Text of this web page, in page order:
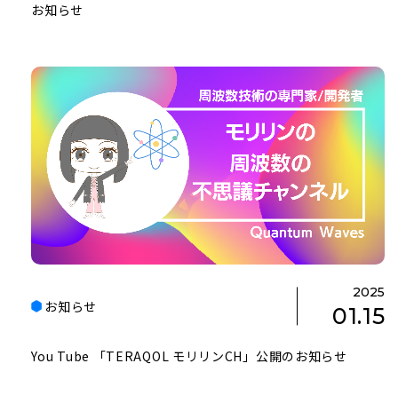
お知らせ
お知らせ
2025
01.15
You Tube 「TERAQOL モリリンCH」公開のお知らせ